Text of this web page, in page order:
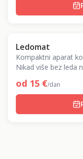
Ledomat
Kompaktni aparat
Nikad više bez leda
od 15 €/dan